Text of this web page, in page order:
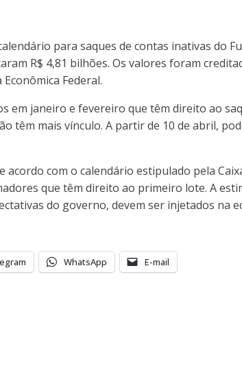
para saques de contas inativas do
R$ 4,81 bilhões. Os valores foram
Federal.
em janeiro e fevereiro que têm direito ao
têm mais vínculo. A partir de 10 de abril,
acordo com o calendário estipulado pela
que têm direito ao primeiro lote. A
do governo, devem ser injetados na
WhatsApp E-mail